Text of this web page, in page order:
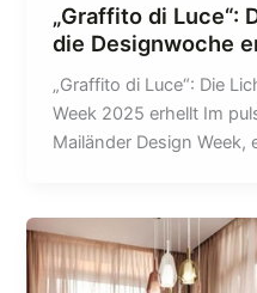
„Graffito di Luce“:
die Designwoche
„Graffito di Luce“: Die
Week 2025 erhellt Im
Mailänder Design Week,